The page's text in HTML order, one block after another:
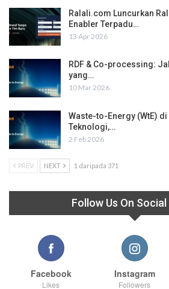
Ralali.com Luncurkan
Enabler Terpadu…
13 Apr 2026
RDF & Co-processing:
yang…
10 Mar 2026
Waste-to-Energy (WtE)
Teknologi,…
2 Feb 2026
PREV NEXT 1 daripada 371
Follow Us On
Facebook
Likes
Instagram
Followers